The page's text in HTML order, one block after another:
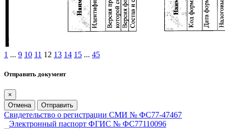
1 ... 9 10 11 12 13 14 15 ... 45
Отправить документ
×
Отмена
Отправить
Свидетельство о регистрации СМИ № ФС77-47467
Электронный паспорт ФГИС № ФС77110096